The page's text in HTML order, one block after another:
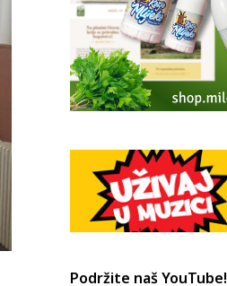
Podržite naš YouTube!